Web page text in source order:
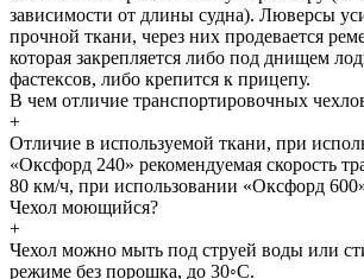
зависимости от длины судна). Люверсы
прочной ткани, через них продевается
которая закрепляется либо под днищем
фастексов, либо крепится к прицепу.
В чем отличие транспортировочных
+
Отличие в используемой ткани, при
«Оксфорд 240» рекомендуемая скорость
80 км/ч, при использовании «Оксфорд
Чехол моющийся?
+
Чехол можно мыть под струей воды или
режиме без порошка, до 30◦С.